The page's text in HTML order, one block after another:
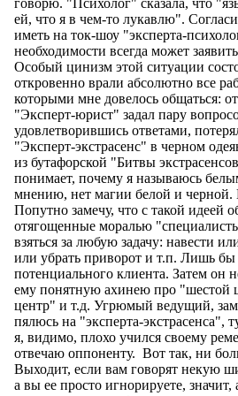
говорю. "Психолог" сказала, что
ей, что я в чем-то лукавлю".
иметь на ток-шоу "эксперта-
необходимости всегда может
Особый цинизм этой ситуации
откровенно врали абсолютно все
которыми мне довелось общаться:
"Эксперт-юрист" задал пару
удовлетворившись ответами,
"Эксперт-экстрасенс" в черном
из бутафорской "Битвы
понимает, почему я называюсь
мнению, нет магии белой и черной.
Попутно замечу, что с такой идеей
отягощенные моралью
взяться за любую задачу: навести
или убрать приворот и т.п. Лишь бы
потенциального клиента. Затем он
ему понятную ахинею про "шестой
центр" и т.д. Угрюмый ведущий,
пялюсь на "эксперта-экстрасенса",
я, видимо, плохо учился своему
отвечаю оппоненту. Вот так, ни
Выходит, если вам говорят некую
а вы ее просто игнорируете,